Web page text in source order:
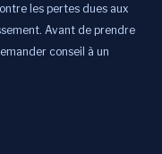
les pertes dues aux
Avant de prendre
conseil à un